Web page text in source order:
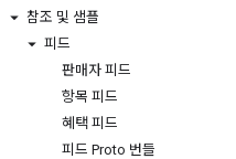
참조 및 샘플
피드
판매자 피드
항목 피드
혜택 피드
피드 Proto 번들